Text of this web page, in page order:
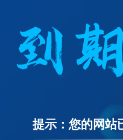
提示：您的网站